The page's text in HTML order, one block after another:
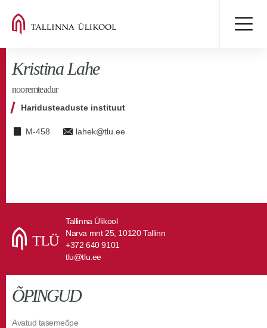
Kristina Lahe
nooremteadur
Haridusteaduste instituut
M-458 lahek@tlu.ee
Tallinna Ülikool
Narva mnt 25, 10120 Tallinn
+372 640 9101
tlu@tlu.ee
ÕPINGUD
Avatud tasemeõpe